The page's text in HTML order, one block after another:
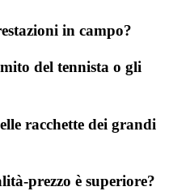
in campo?
del tennista o gli
racchette dei grandi
prezzo è superiore?